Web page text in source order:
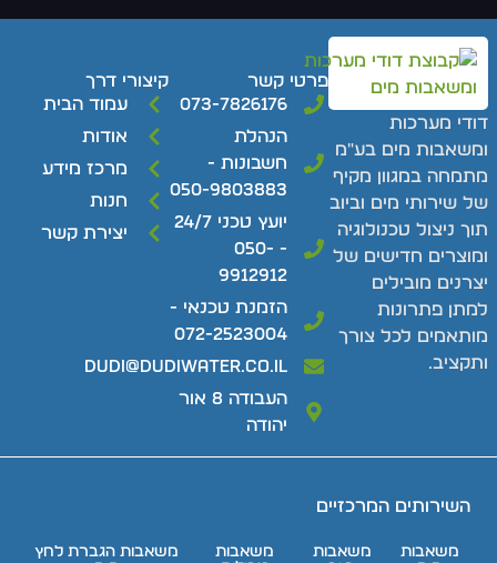
מערכות
מים בע"מ
במגוון מקיף
שירותי מים וביוב
ניצול טכנולוגיה
חדישים של
מובילים
פתרונות
לכל צורך
פרטי קשר
073-7826176
הנהלת
חשבונות -
050-9803883
יועץ טכני 24/7
- 050-
9912912
הזמנת טכנאי -
072-2523004
dudi@dudiwater.co.il
העבודה 8 אור
יהודה
קיצורי דרך
עמוד הבית
אודות
מרכז מידע
חנות
יצירת קשר
השירותים המרכזיים
משאבות
משאבות
משאבות
משאבות הגברת לחץ